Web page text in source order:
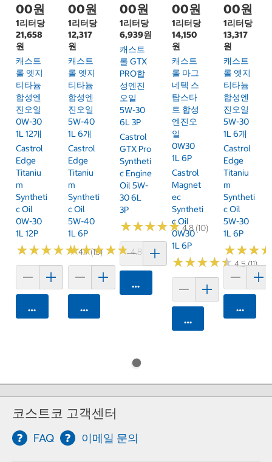
00원
1리터당
21,658
원
캐스트
롤 엣지
티타늄
합성엔
진오일
0W-30
1L 12개
Castrol
Edge
Titaniu
M
Syntheti
C Oil
0W-30
1L 12P
★★★★★
★★★★★4.7 (19)
카트에 담기
00원
1리터당
12,317
원
캐스트
롤 엣지
티타늄
합성엔
진오일
5W-40
1L 6개
Castrol
Edge
Titaniu
M
Syntheti
C Oil
5W-40
1L 6P
★★★★★
★★★★★4.8 (25)
카트에 담기
00원
1리터당
6,939원
캐스트
롤 GTX
PRO합
성엔진
오일
5W-30
6L 3P
Castrol
GTX Pro
Syntheti
C Engine
Oil 5W-
30 6L
3P
★★★★★
★★★★★4.8 (10)
카트에 담기
00원
1리터당
14,150
원
캐스트
롤 마그
네텍 스
탑스타
트 합성
엔진오
일
0W30
1L 6P
Castrol
Magnet
Ec
Syntheti
C Oil
0W30
1L 6P
★★★★★
★★★★★4.5 (11)
카트에 담기
00원
1리터당
13,317
원
캐스트
롤 엣지
티타늄
합성엔
진오일
5W-30
1L 6개
Castrol
Edge
Titaniu
M
Syntheti
C Oil
5W-30
1L 6P
★★★
★★★
카트에
코스트코 고객센터
FAQ 이메일 문의